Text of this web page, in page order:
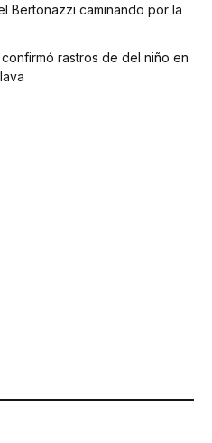
Bertonazzi caminando por la
rastros de del niño en